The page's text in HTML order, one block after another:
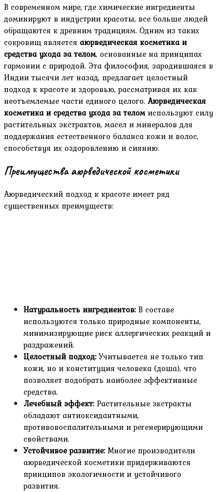
В современном мире, где химические ингредиенты
доминируют в индустрии красоты, все больше людей
обращаются к древним традициям. Одним из таких
сокровищ является аюрведическая косметика и
средства ухода за телом, основанные на принципах
гармонии с природой. Эта философия, зародившаяся в
Индии тысячи лет назад, предлагает целостный
подход к красоте и здоровью, рассматривая их как
неотъемлемые части единого целого. Аюрведическая
косметика и средства ухода за телом используют силу
растительных экстрактов, масел и минералов для
поддержания естественного баланса кожи и волос,
способствуя их оздоровлению и сиянию.
Преимущества аюрведической косметики
Аюрведический подход к красоте имеет ряд
существенных преимуществ:
Натуральность ингредиентов: В составе
используются только природные компоненты,
минимизирующие риск аллергических реакций и
раздражений.
Целостный подход:Учитывается не только тип
кожи, но и конституция человека (доша), что
позволяет подобрать наиболее эффективные
средства.
Лечебный эффект: Растительные экстракты
обладают антиоксидантными,
противовоспалительными и регенерирующими
свойствами.
Устойчивое развитие: Многие производители
аюрведической косметики придерживаются
принципов экологичности и устойчивого
развития.